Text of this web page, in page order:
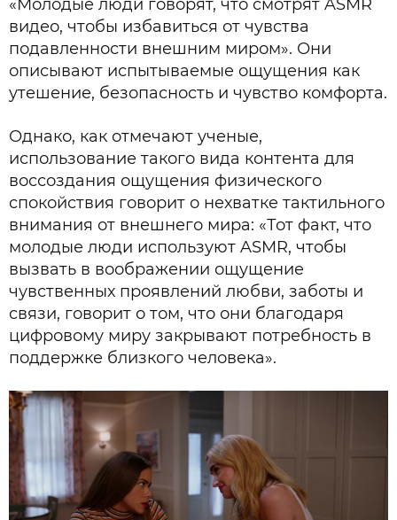
«Молодые люди говорят, что смотрят ASMR
видео, чтобы избавиться от чувства
подавленности внешним миром». Они
описывают испытываемые ощущения как
утешение, безопасность и чувство комфорта.
Однако, как отмечают ученые,
использование такого вида контента для
воссоздания ощущения физического
спокойствия говорит о нехватке тактильного
внимания от внешнего мира: «Тот факт, что
молодые люди используют ASMR, чтобы
вызвать в воображении ощущение
чувственных проявлений любви, заботы и
связи, говорит о том, что они благодаря
цифровому миру закрывают потребность в
поддержке близкого человека».